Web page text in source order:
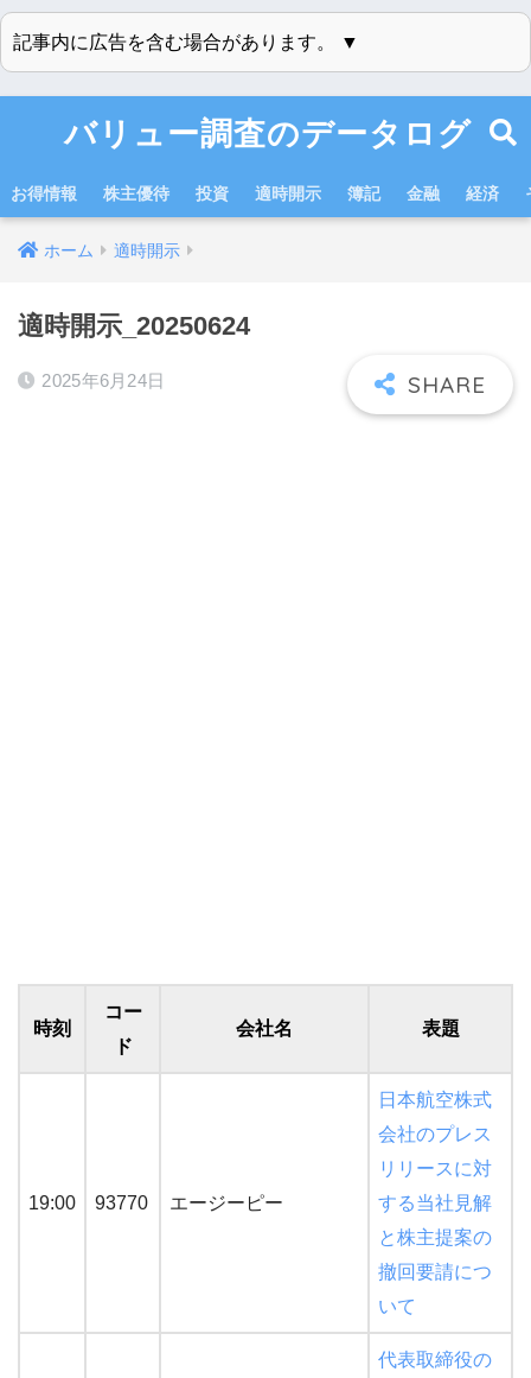
記事内に広告を含む場合があります。 ▼
バリュー調査のデータログ
お得情報 株主優待 投資 適時開示 簿記 金融 経済
ホーム 適時開示
適時開示_20250624
2025年6月24日
時刻
コー
ド
会社名 表題
19:00 93770 エージーピー
日本航空株式
会社のプレス
リリースに対
する当社見解
と株主提案の
撤回要請につ
いて
代表取締役の